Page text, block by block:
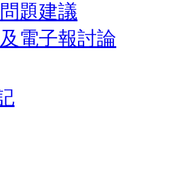
題建議
電子報討論